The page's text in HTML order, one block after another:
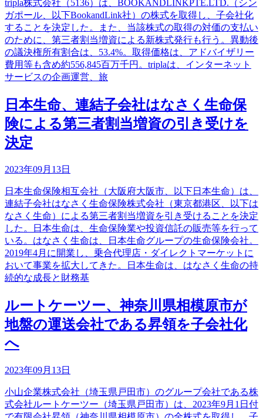
tripla株式会社（5136）は、BOOKANDLINKPTE.LTD.（シン
ガポール、以下BookandLink社）の株式を取得し、子会社化
することを決定した。また、当該株式の取得の対価の支払い
のために、第三者割当増資による新株式発行も行う。異動後
の議決権所有割合は、53.4%。取得価格は、アドバイザリー
費用等も含め約556,845百万千円。triplaは、インターネット
サービスの企画運営、旅
日本生命、連結子会社はなさく生命保
険による第三者割当増資の引き受けを
決定
2023年09月13日
日本生命保険相互会社（大阪府大阪市、以下日本生命）は、
連結子会社はなさく生命保険株式会社（東京都港区、以下は
なさく生命）による第三者割当増資を引き受けることを決定
した。日本生命は、生命保険業や投資信託の販売等を行って
いる。はなさく生命は、日本生命グループの生命保険会社。
2019年4月に開業し、乗合代理店・ダイレクトマーケットに
おいて事業を拡大してきた。日本生命は、はなさく生命の持
続的な成長と財務基
ルートケーツー、神奈川県相模原市が
地盤の運送会社である昇領を子会社化
へ
2023年09月13日
小山企業株式会社（埼玉県戸田市）のグループ会社である株
式会社ルートケーツー（埼玉県戸田市）は、2023年9月1日付